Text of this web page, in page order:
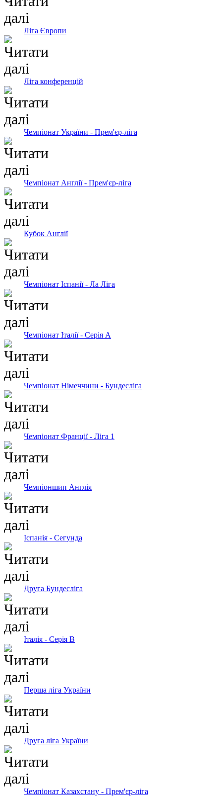
Ліга Європи
Ліга конференцій
Чемпіонат України - Прем'єр-ліга
Чемпіонат Англії - Прем'єр-ліга
Кубок Англії
Чемпiонат Іспанії - Ла Ліга
Чемпіонат Італії - Серія А
Чемпіонат Німеччини - Бундесліга
Чемпіонат Франції - Ліга 1
Чемпіоншип Англія
Іспанія - Сегунда
Друга Бундесліга
Італія - Серія В
Перша ліга України
Друга ліга України
Чемпіонат Казахстану - Прем'єр-ліга